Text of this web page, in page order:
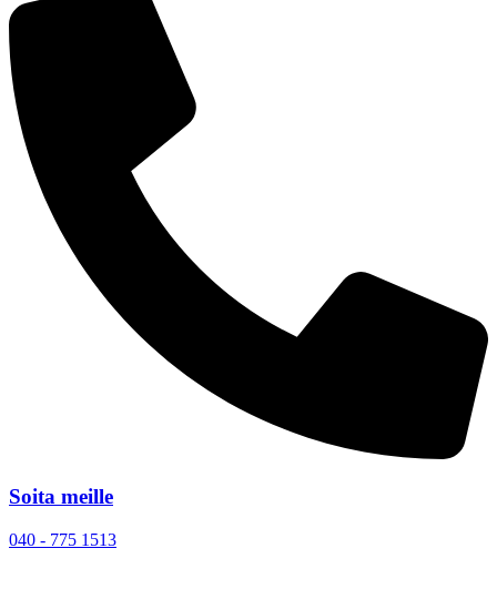
Soita meille
040 - 775 1513